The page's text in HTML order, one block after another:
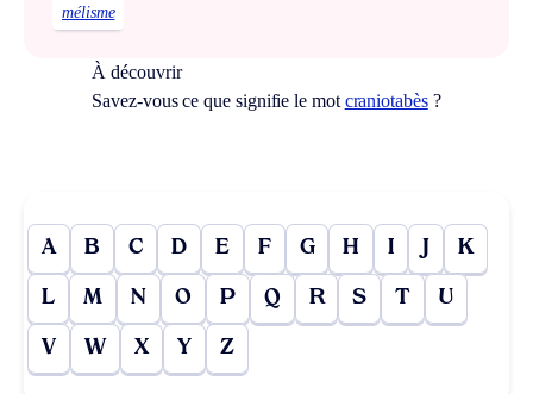
mélisme
À découvrir
Savez-vous ce que signifie le mot craniotabès?
A B C D E F G H I J K
L M N O P Q R S T U
V W X Y Z